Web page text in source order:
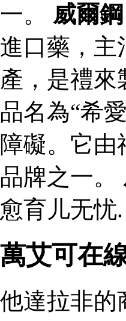
一。 威爾鋼
進口藥，主
產，是禮來
品名為“希
障礙。它
品牌之一。
愈育儿无忧.
萬艾可在
他達拉非的